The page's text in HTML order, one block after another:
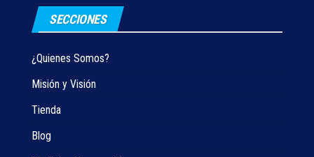
SECCIONES
¿Quienes Somos?
Misión y Visión
Tienda
Blog